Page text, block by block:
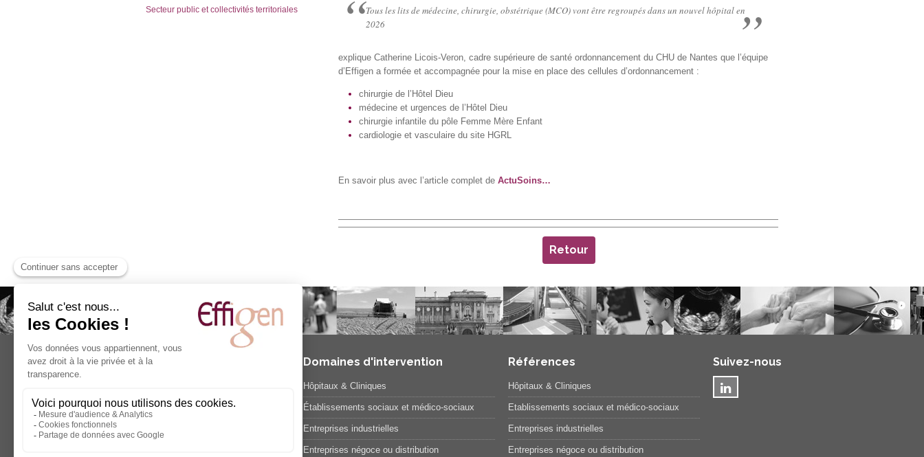
Tous les lits de médecine, chirurgie, obstétrique (MCO) vont être regroupés dans un nouvel hôpital en
2026
explique Catherine Licois-Veron, cadre supérieure de santé ordonnancement du CHU de Nantes que l’équipe
d’Effigen a formée et accompagnée pour la mise en place des cellules d’ordonnancement :
chirurgie de l’Hôtel Dieu
médecine et urgences de l’Hôtel Dieu
chirurgie infantile du pôle Femme Mère Enfant
cardiologie et vasculaire du site HGRL
En savoir plus avec l’article complet de ActuSoins…
Retour
Secteur public et collectivités territoriales
Effigen - Cabinet de
Accueil
Publications & Interventions
Domaines d'intervention
Hôpitaux & Cliniques
Établissements sociaux et médico-sociaux
Entreprises industrielles
Entreprises négoce ou distribution
Références
Hôpitaux & Cliniques
Etablissements sociaux et médico-sociaux
Entreprises industrielles
Entreprises négoce ou distribution
Suivez-nous